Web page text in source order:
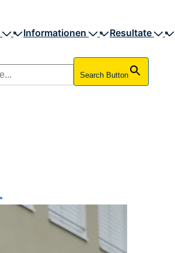
Informationen Resultate
Search Button